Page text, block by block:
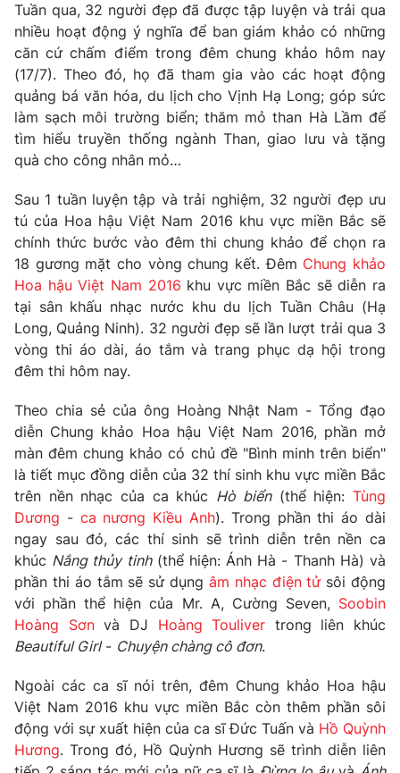
Nhân vật
Khán giả
Giải sao mai
Âm nhạc
Sao
Đời sống
Du lịch
Làm đẹp
Chất lượng cuộc sống
Giáo dục
Tuyển sinh
Học trực tuyến
Công nghệ
Hitech Công nghệ tương lai
Sản phẩm
Thị trường
Tư vấn
Giao lưu trực tuyến
Lịch phát sóng
Chuyên mục khác
Emagazine Podcast
Photo
Video Shorts video
VTV Money VTV Thể thao
VTV Sức khoẻ Bất động sản
Thị trường 24h Tấm lòng Việt
VTV4 Vươn mình bằng AI
VTV9 VTV8
Liên hệ tòa soạn English
Tuần qua, 32 người đẹp đã được tập luyện và trải qua
nhiều hoạt động ý nghĩa để ban giám khảo có những
căn cứ chấm điểm trong đêm chung khảo hôm nay
(17/7). Theo đó, họ đã tham gia vào các hoạt động
quảng bá văn hóa, du lịch cho Vịnh Hạ Long; góp sức
làm sạch môi trường biển; thăm mỏ than Hà Lầm để
tìm hiểu truyền thống ngành Than, giao lưu và tặng
quà cho công nhân mỏ…
Sau 1 tuần luyện tập và trải nghiệm, 32 người đẹp ưu
tú của Hoa hậu Việt Nam 2016 khu vực miền Bắc sẽ
chính thức bước vào đêm thi chung khảo để chọn ra
18 gương mặt cho vòng chung kết. Đêm Chung khảo
Hoa hậu Việt Nam 2016 khu vực miền Bắc sẽ diễn ra
tại sân khấu nhạc nước khu du lịch Tuần Châu (Hạ
Long, Quảng Ninh). 32 người đẹp sẽ lần lượt trải qua 3
vòng thi áo dài, áo tắm và trang phục dạ hội trong
đêm thi hôm nay.
Theo chia sẻ của ông Hoàng Nhật Nam - Tổng đạo
diễn Chung khảo Hoa hậu Việt Nam 2016, phần mở
màn đêm chung khảo có chủ đề "Bình minh trên biển"
là tiết mục đồng diễn của 32 thí sinh khu vực miền Bắc
trên nền nhạc của ca khúc Hò biển(thể hiện:Tùng
Dương - ca nương Kiều Anh). Trong phần thi áo dài
ngay sau đó, các thí sinh sẽ trình diễn trên nền ca
khúc Nắng thủy tinh(thể hiện: Ánh Hà - Thanh Hà) và
phần thi áo tắm sẽ sử dụng âm nhạc điện tửsôi động
với phần thể hiện của Mr. A, Cường Seven, Soobin
Hoàng Sơnvà DJ Hoàng Touliver trong liên khúc
Beautiful Girl- Chuyện chàng cô đơn.
Ngoài các ca sĩ nói trên, đêm Chung khảo Hoa hậu
Việt Nam 2016 khu vực miền Bắc còn thêm phần sôi
động với sự xuất hiện của ca sĩ Đức Tuấn và Hồ Quỳnh
Hương. Trong đó, Hồ Quỳnh Hương sẽ trình diễn liên